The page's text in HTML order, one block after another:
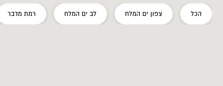
הכל צפון ים המלח לב ים המלח רמת מדבר